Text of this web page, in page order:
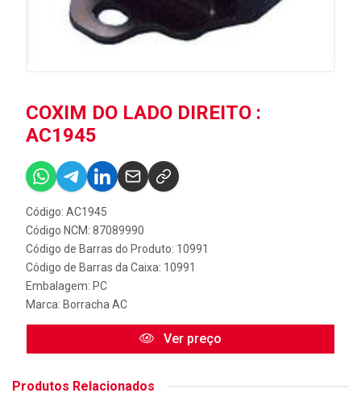
COXIM DO LADO DIREITO :
AC1945
Código: AC1945
Código NCM: 87089990
Código de Barras do Produto: 10991
Código de Barras da Caixa: 10991
Embalagem: PC
Marca: Borracha AC
Ver preço
Produtos Relacionados